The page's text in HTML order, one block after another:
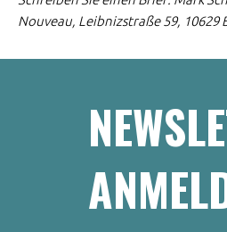
Nouveau, Leibnizstraße 59, 10629